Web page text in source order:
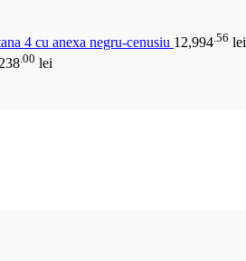
4 cu anexa negru-cenusiu 12,994.56 lei
.00 lei